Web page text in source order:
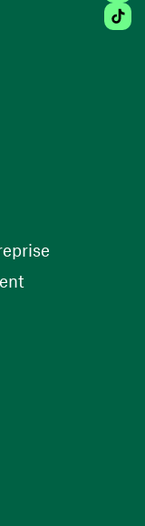
nouvelle
une nouvelle
nouvelle fenêtre)
une nouvelle
fenêtre)
fenêtre)